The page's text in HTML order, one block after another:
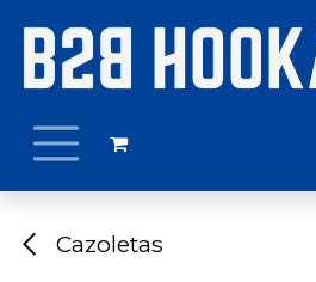
Cazoletas